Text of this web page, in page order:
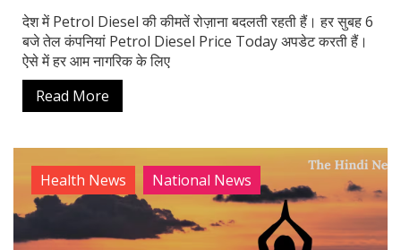
देश में Petrol Diesel की कीमतें रोज़ाना बदलती रहती हैं। हर सुबह 6
बजे तेल कंपनियां Petrol Diesel Price Today अपडेट करती हैं।
ऐसे में हर आम नागरिक के लिए
Read More
Health News National News